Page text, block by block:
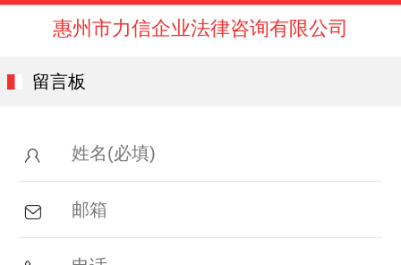
惠州市力信企业法律咨询有限公司
留言板